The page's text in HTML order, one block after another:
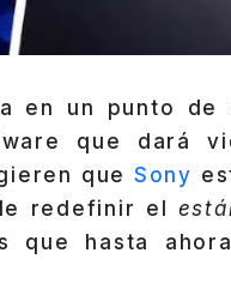
en un punto
que dará
que Sony
redefinir el
que hasta